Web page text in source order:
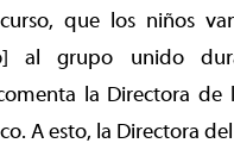
que los niños
al grupo unido
la Directora de
A esto, la Directora